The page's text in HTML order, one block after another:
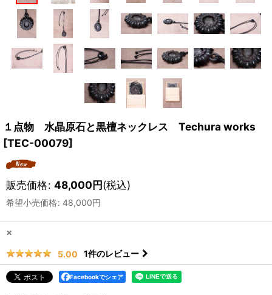
１点物 水晶原石と黒檀ネックレス Techura works
[TEC-00079]
販売価格: 48,000円(税込)
希望小売価格: 48,000円
×
5.00 1件のレビュー
Facebookでシェア